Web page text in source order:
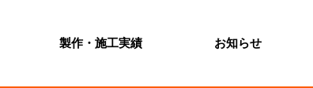
製作・施工実績 お知らせ